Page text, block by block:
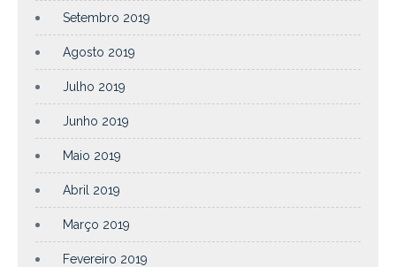
Setembro 2019
Agosto 2019
Julho 2019
Junho 2019
Maio 2019
Abril 2019
Março 2019
Fevereiro 2019